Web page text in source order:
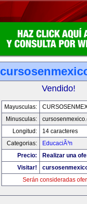
Vendido!
Mayusculas:
Minusculas:
Longitud:
14 caracteres
Categorias:
EducaciÃ³n
Precio:
Realizar una
Visitar!
Serán consideradas